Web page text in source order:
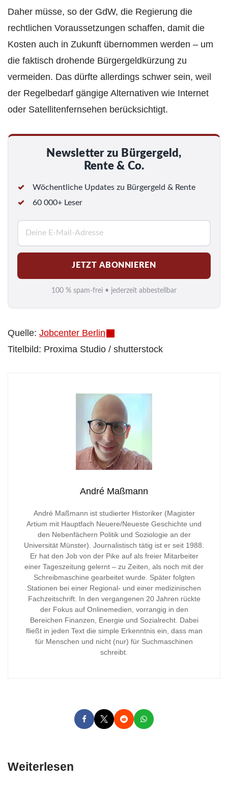
Daher müsse, so der GdW, die Regierung die
rechtlichen Voraussetzungen schaffen, damit die
Kosten auch in Zukunft übernommen werden – um
die faktisch drohende Bürgergeldkürzung zu
vermeiden. Das dürfte allerdings schwer sein, weil
der Regelbedarf gängige Alternativen wie Internet
oder Satellitenfernsehen berücksichtigt.
Newsletter zu Bürgergeld,
Rente & Co.
Wöchentliche Updates zu Bürgergeld & Rente
60 000+ Leser
M
a
i
l
*
JETZT ABONNIEREN
100 % spam-frei • jederzeit abbestellbar
Quelle: Jobcenter Berlin
Titelbild: Proxima Studio / shutterstock
André Maßmann
André Maßmann ist studierter Historiker (Magister
Artium mit Hauptfach Neuere/Neueste Geschichte und
den Nebenfächern Politik und Soziologie an der
Universität Münster). Journalistisch tätig ist er seit 1988.
Er hat den Job von der Pike auf als freier Mitarbeiter
einer Tageszeitung gelernt – zu Zeiten, als noch mit der
Schreibmaschine gearbeitet wurde. Später folgten
Stationen bei einer Regional- und einer medizinischen
Fachzeitschrift. In den vergangenen 20 Jahren rückte
der Fokus auf Onlinemedien, vorrangig in den
Bereichen Finanzen, Energie und Sozialrecht. Dabei
fließt in jeden Text die simple Erkenntnis ein, dass man
für Menschen und nicht (nur) für Suchmaschinen
schreibt.
Weiterlesen